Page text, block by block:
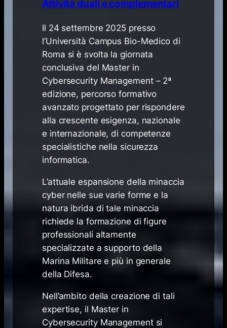
Attività duali e complementari
​Il 24 settembre 2025 presso
l’Università Campus Bio-Medico di
Roma si è svolta la giornata
conclusiva del Master in
Cybersecurity Management – 2ª
edizione, percorso formativo
avanzato progettato per rispondere
alla crescente esigenza, nazionale
e internazionale, di competenze
specialistiche nella sicurezza
informatica.
L’attuale espansione della minaccia
cyber nelle sue varie forme e la
natura ibrida di tale minaccia
richiede la formazione di figure
professionali altamente
specializzate a supporto della
Marina Militare e più in generale
della Difesa.
Nell’ambito della creazione di tali
expertise, il Master in
Cybersecurity Management si